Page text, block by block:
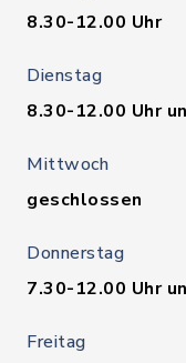
8.30-12.00 Uhr
Dienstag
8.30-12.00 Uhr
Mittwoch
geschlossen
Donnerstag
7.30-12.00 Uhr
Freitag